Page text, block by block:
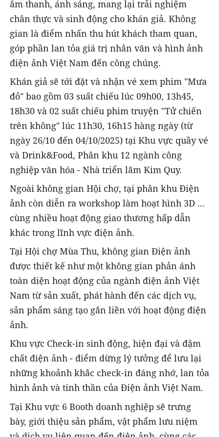
âm thanh, ánh sáng, mang lại trải nghiệm
chân thực và sinh động cho khán giả. Không
gian là điểm nhấn thu hút khách tham quan,
góp phần lan tỏa giá trị nhân văn và hình ảnh
điện ảnh Việt Nam đến công chúng.
Khán giả sẽ tới đặt và nhận vé xem phim "Mưa
đỏ" bao gồm 03 suất chiếu lúc 09h00, 13h45,
18h30 và 02 suất chiếu phim truyện "Tử chiến
trên không" lúc 11h30, 16h15 hàng ngày (từ
ngày 26/10 đến 04/10/2025) tại Khu vực quầy vé
và Drink&Food, Phân khu 12 ngành công
nghiệp văn hóa - Nhà triển lãm Kim Quy.
Ngoài không gian Hội chợ, tại phân khu Điện
ảnh còn diễn ra workshop làm hoạt hình 3D ...
cùng nhiều hoạt động giao thương hấp dẫn
khác trong lĩnh vực điện ảnh.
Tại Hội chợ Mùa Thu, không gian Điện ảnh
được thiết kế như một không gian phản ánh
toàn diện hoạt động của ngành điện ảnh Việt
Nam từ sản xuất, phát hành đến các dịch vụ,
sản phẩm sáng tạo gắn liền với hoạt động điện
ảnh.
Khu vực Check-in sinh động, hiện đại và đậm
chất điện ảnh - điểm dừng lý tưởng để lưu lại
những khoảnh khắc check-in đáng nhớ, lan tỏa
hình ảnh và tinh thần của Điện ảnh Việt Nam.
Tại Khu vực 6 Booth doanh nghiệp sẽ trưng
bày, giới thiệu sản phẩm, vật phẩm lưu niệm